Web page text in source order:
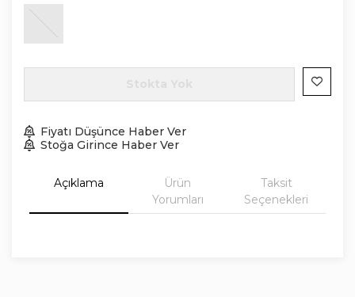
Fiyatı Düşünce Haber Ver
Stoğa Girince Haber Ver
Açıklama
Ürün
Yorumları
Taksit
Seçenekleri